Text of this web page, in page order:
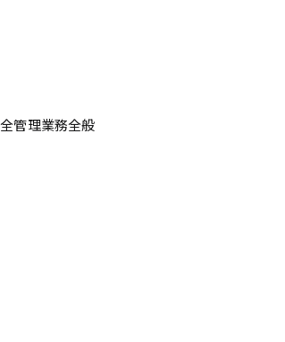
管理業務全般